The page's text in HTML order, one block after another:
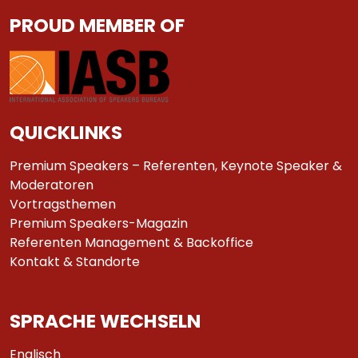
PROUD MEMBER OF
QUICKLINKS
Premium Speakers – Referenten, Keynote Speaker &
Moderatoren
Vortragsthemen
Premium Speakers-Magazin
Referenten Management & Backoffice
Kontakt & Standorte
SPRACHE WECHSELN